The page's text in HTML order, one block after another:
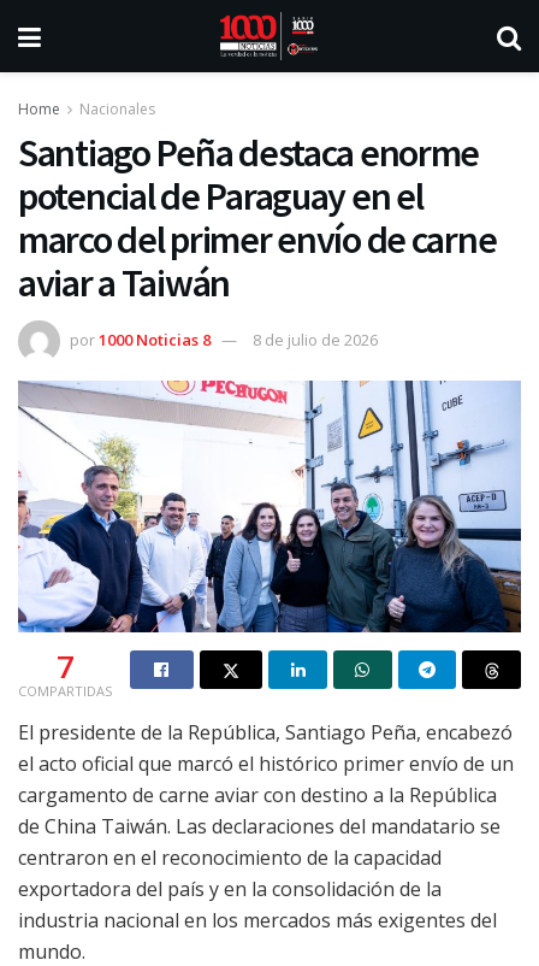
Home Nacionales
Santiago Peña destaca enorme
potencial de Paraguay en el
marco del primer envío de carne
aviar a Taiwán
por1000 Noticias 8 8 de julio de 2026
7
COMPARTIDAS
El presidente de la República, Santiago Peña, encabezó
el acto oficial que marcó el histórico primer envío de un
cargamento de carne aviar con destino a la República
de China Taiwán. Las declaraciones del mandatario se
centraron en el reconocimiento de la capacidad
exportadora del país y en la consolidación de la
industria nacional en los mercados más exigentes del
mundo.